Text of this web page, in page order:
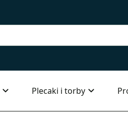
Plecaki i torby